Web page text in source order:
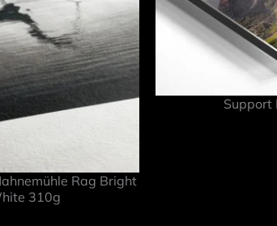
Rag Bright
310g
Support